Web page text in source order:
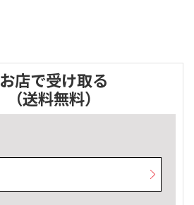
お店で受け取る
（送料無料）